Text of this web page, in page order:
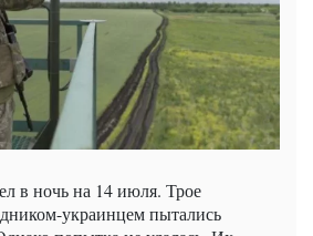
в ночь на 14 июля. Трое
украинцем пытались